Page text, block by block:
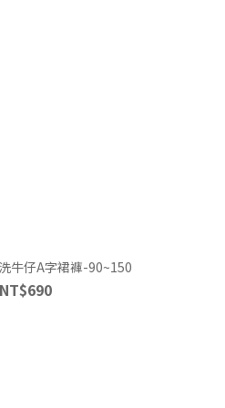
牛仔A字裙褲-90~150
NT$690